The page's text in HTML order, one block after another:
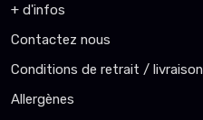
+ d'infos
Contactez nous
Conditions de retrait / livraison
Allergènes